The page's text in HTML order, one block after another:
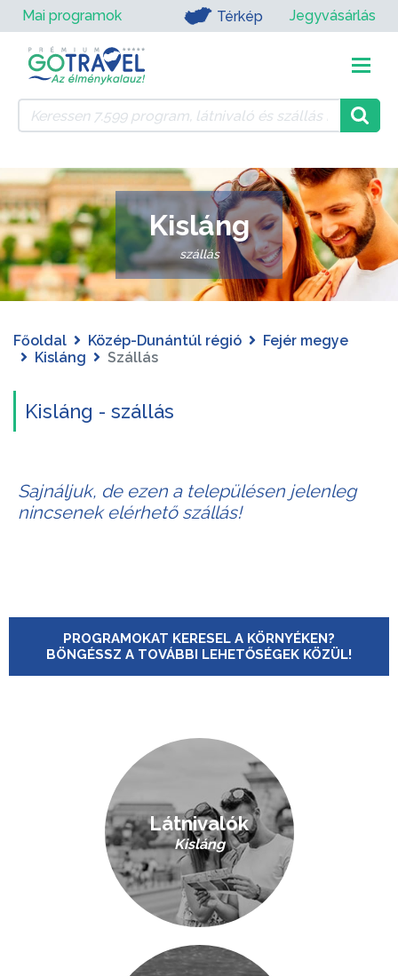
Mai programok Térkép Jegyvásárlás
Kisláng
szállás
Főoldal Közép-Dunántúl régió
Fejér megye
Kisláng
Szállás
Kisláng - szállás
Sajnáljuk, de ezen a településen jelenleg
nincsenek elérhető szállás!
PROGRAMOKAT KERESEL A KÖRNYÉKEN?
BÖNGÉSSZ A TOVÁBBI LEHETŐSÉGEK KÖZÜL!
Látnivalók
Kisláng